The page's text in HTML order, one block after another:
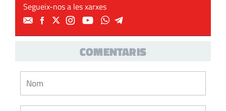
Segueix-nos a les xarxes
COMENTARIS